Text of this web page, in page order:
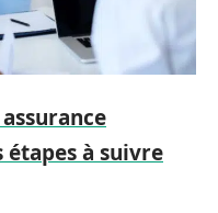
à suivre